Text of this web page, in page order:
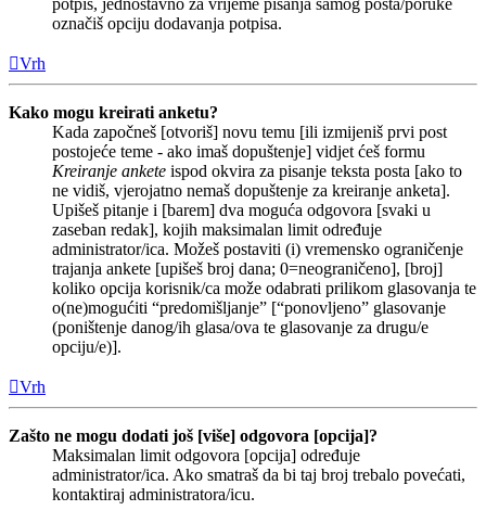
označiš opciju dodavanja potpisa.
Vrh
Kako mogu kreirati anketu?
Kada započneš [otvoriš] novu temu [ili izmijeniš prvi post
postojeće teme - ako imaš dopuštenje] vidjet ćeš formu
Kreiranje ankete ispod okvira za pisanje teksta posta [ako to
ne vidiš, vjerojatno nemaš dopuštenje za kreiranje anketa].
Upišeš pitanje i [barem] dva moguća odgovora [svaki u
zaseban redak], kojih maksimalan limit određuje
administrator/ica. Možeš postaviti (i) vremensko ograničenje
trajanja ankete [upišeš broj dana; 0=neograničeno], [broj]
koliko opcija korisnik/ca može odabrati prilikom glasovanja te
o(ne)mogućiti “predomišljanje” [“ponovljeno” glasovanje
(poništenje danog/ih glasa/ova te glasovanje za drugu/e
opciju/e)].
Vrh
Zašto ne mogu dodati još [više] odgovora [opcija]?
Maksimalan limit odgovora [opcija] određuje
administrator/ica. Ako smatraš da bi taj broj trebalo povećati,
kontaktiraj administratora/icu.